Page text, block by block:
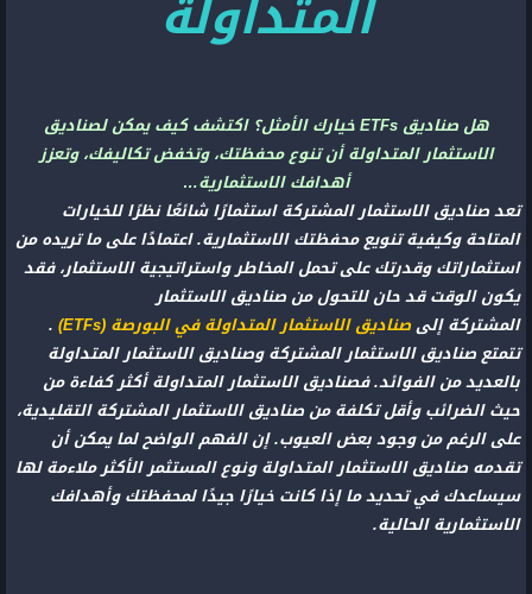
المتداولة
هل صناديق ETFs خيارك الأمثل؟ اكتشف كيف يمكن لصناديق
الاستثمار المتداولة أن تنوع محفظتك، وتخفض تكاليفك، وتعزز
أهدافك الاستثمارية…
تعد صناديق الاستثمار المشتركة استثمارًا شائعًا نظرًا للخيارات
المتاحة وكيفية تنويع محفظتك الاستثمارية. اعتمادًا على ما تريده من
استثماراتك وقدرتك على تحمل المخاطر واستراتيجية الاستثمار، فقد
يكون الوقت قد حان للتحول من صناديق الاستثمار
المشتركة إلىصناديق الاستثمار المتداولة في البورصة (ETFs)
.
تتمتع صناديق الاستثمار المشتركة وصناديق الاستثمار المتداولة
بالعديد من الفوائد. فصناديق الاستثمار المتداولة أكثر كفاءة من
حيث الضرائب وأقل تكلفة من صناديق الاستثمار المشتركة التقليدية،
على الرغم من وجود بعض العيوب. إن الفهم الواضح لما يمكن أن
تقدمه صناديق الاستثمار المتداولة ونوع المستثمر الأكثر ملاءمة لها
سيساعدك في تحديد ما إذا كانت خيارًا جيدًا لمحفظتك وأهدافك
الاستثمارية الحالية.